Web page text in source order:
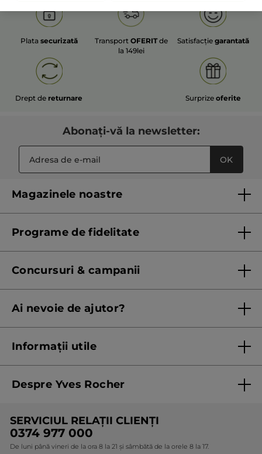
Plata securizată Transport OFERITde
la 149lei
Satisfacțiegarantată
Drept de returnare Surprize oferite
Abonați-vă la newsletter:
OK
Magazinele noastre
Programe de fidelitate
Concursuri & campanii
Listă prețuri standard
Ai nevoie de ajutor?
Informații utile
Termeni și condiții pentru vanzarea la distanță a
Politica de confidențialitate
Protecția Consumatorilor - A.N.P.C.
Despre Yves Rocher
Expertiza noastră botanică
Angajamentele noastre
SERVICIUL RELAȚII CLIENȚI
0374 977 000
De luni până vineri de la ora 8 la 21 și sâmbătă de la orele 8 la 17.